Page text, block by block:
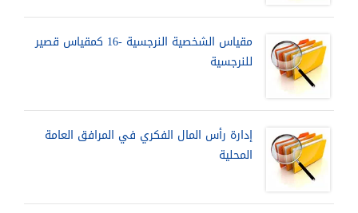
مقياس الشخصية النرجسية -16 كمقياس قصير
للنرجسية
إدارة رأس المال الفكري في المرافق العامة
المحلية